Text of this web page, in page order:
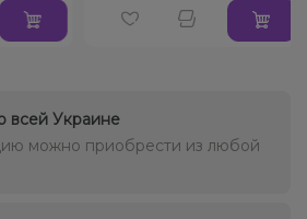
всей Украине
можно приобрести из любой